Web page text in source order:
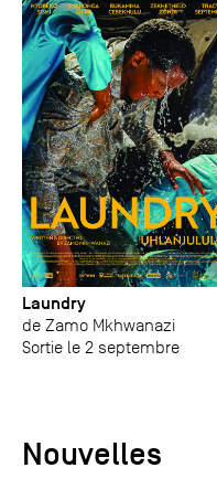
Nouvelles
Laundry
de Zamo Mkhwanazi
Sortie le 2 septembre